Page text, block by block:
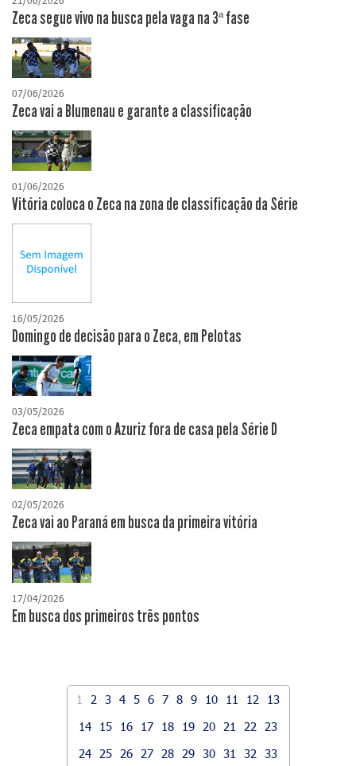
Zeca segue vivo na busca pela vaga na 3ª fase
07/06/2026
Zeca vai a Blumenau e garante a classificação
01/06/2026
Vitória coloca o Zeca na zona de classificação da Série
16/05/2026
Domingo de decisão para o Zeca, em Pelotas
03/05/2026
Zeca empata com o Azuriz fora de casa pela Série D
02/05/2026
Zeca vai ao Paraná em busca da primeira vitória
17/04/2026
​Em busca dos primeiros três pontos
1 2 3 4 5 6 7 8 9 10 11 12
13
14
15 16 17 18 19 20 21 22
23
24
25 26 27 28 29 30 31 32
33